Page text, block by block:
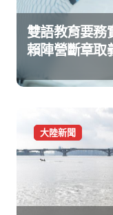
雙語教育要務
賴陣營斷章取
大陸新聞